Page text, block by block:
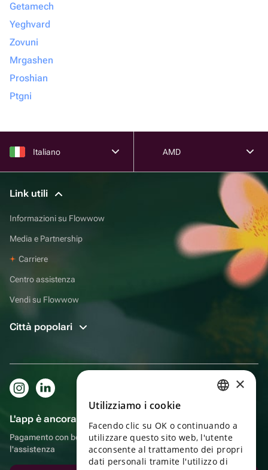
Getamech
Yeghvard
Zovuni
Mrgashen
Proshian
Ptgni
Italiano AMD
Link utili
Informazioni su Flowwow
Media e Partnership
Carriere
Centro assistenza
Vendi su Flowwow
Città popolari
L'app è ancora più comoda!
Pagamento con bonus, autoconsegna, comoda chat con
l'assistenza
ENGLISH
UKRAINIAN
×
Utilizziamo i cookie
Facendo clic su OK o continuando a
utilizzare questo sito web, l'utente
acconsente al trattamento dei propri
dati personali tramite l'utilizzo di